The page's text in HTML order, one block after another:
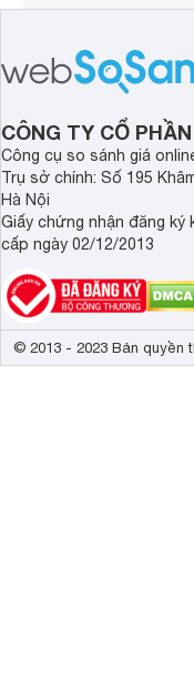
CÔNG TY CỔ
Công cụ so sánh giá
Trụ sở chính: Số 195
Hà Nội
Giấy chứng nhận đăng ký
cấp ngày 02/12/2013
© 2013 - 2023 Bản quyền